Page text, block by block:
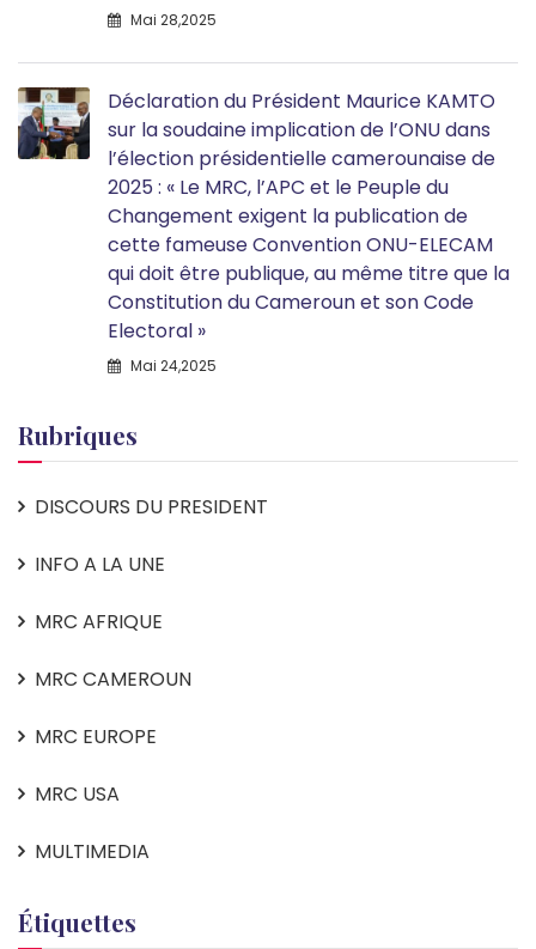
Mai 28,2025
Déclaration du Président Maurice KAMTO
sur la soudaine implication de l’ONU dans
l’élection présidentielle camerounaise de
2025 : « Le MRC, l’APC et le Peuple du
Changement exigent la publication de
cette fameuse Convention ONU-ELECAM
qui doit être publique, au même titre que la
Constitution du Cameroun et son Code
Electoral »
Mai 24,2025
Rubriques
DISCOURS DU PRESIDENT
INFO A LA UNE
MRC AFRIQUE
MRC CAMEROUN
MRC EUROPE
MRC USA
MULTIMEDIA
Étiquettes